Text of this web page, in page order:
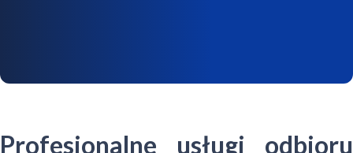
Profesjonalne usługi odbioru